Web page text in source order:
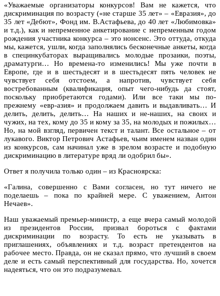
«Уважаемые организаторы конкурсов! Вам не кажется, что
дискриминация по возрасту («не старше 35 лет» – «Евразия», до
35 лет «Дебют», Фонд им. В.Астафьева, до 40 лет «Любимовка»
и т.д.), как и непременное анкетирование с непременным годом
рождения участника конкурса – это нонсенс. Это оттуда, откуда
мы, кажется, ушли, когда заполнялись бесконечные анкеты, когда
в специнкубаторах выращивались молодые прозаики, поэты,
драматурги… Но времена-то изменились! Мы уже почти в
Европе, где и в шестьдесят и в шестьдесят пять человек не
чувствует себя отстоем, а напротив, чувствует себя
востребованным (квалификация, опыт чего-нибудь да стоят,
поскольку приобретаются годами). Или все таки мы по-
прежнему «евр-азия» и продолжаем давить и выдавливать… И
делить, делить, делить… На наших и не-наших, на своих и
чужих, на тех, кому до 35 и кому за 35, на молодых и пожилых…
Но, на мой взгляд, первичен текст и талант. Все остальное – от
лукавого. Виктор Петрович Астафьев, чьим именем назван один
из конкурсов, сам начинал уже в зрелом возрасте и подобную
дискриминацию в литературе вряд ли одобрил бы».
Ответ я получила только один – из Красноярска:
«Галина, совершенно с Вами согласен, но тут ничего не
поделаешь – пока по крайней мере. С уважением, Антон
Нечаев».
Наш уважаемый премьер-министр, а еще вчера самый молодой
из президентов России, призвал бороться с фактами
дискриминации по возрасту. То есть не указывать в
приглашениях, объявлениях и т.д. возраст претендентов на
рабочее место. Правда, он не сказал прямо, что лучший в своем
деле и есть самый перспективный для государства. Но, хочется
надеяться, что он это подразумевал.